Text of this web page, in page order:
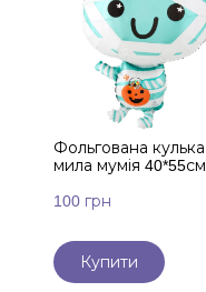
Фольгована кулька
мила мумія 40*55см
100 грн
Купити